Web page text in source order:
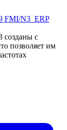
FMI/N3_ERP
созданы с
позволяет им